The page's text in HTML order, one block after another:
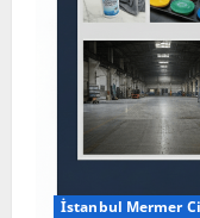
İstanbul Mermer